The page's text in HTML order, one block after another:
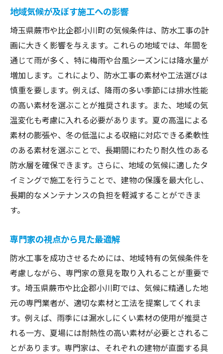
地域気候が及ぼす施工への影響
埼玉県蕨市や比企郡小川町の気候条件は、防水工事の計
画に大きく影響を与えます。これらの地域では、年間を
通じて雨が多く、特に梅雨や台風シーズンには降水量が
増加します。これにより、防水工事の素材や工法選びは
慎重を要します。例えば、降雨の多い季節には排水性能
の高い素材を選ぶことが推奨されます。また、地域の気
温変化も考慮に入れる必要があります。夏の高温による
素材の膨張や、冬の低温による収縮に対応できる柔軟性
のある素材を選ぶことで、長期間にわたり耐久性のある
防水層を確保できます。さらに、地域の気候に適したタ
イミングで施工を行うことで、建物の保護を最大化し、
長期的なメンテナンスの負担を軽減することができま
す。
専門家の視点から見た最適解
防水工事を成功させるためには、地域特有の気候条件を
考慮しながら、専門家の意見を取り入れることが重要で
す。埼玉県蕨市や比企郡小川町では、気候に精通した地
元の専門業者が、適切な素材と工法を提案してくれま
す。例えば、雨季には漏水しにくい素材の使用が推奨さ
れる一方、夏場には耐熱性の高い素材が必要とされるこ
とがあります。専門家は、それぞれの建物が直面する具